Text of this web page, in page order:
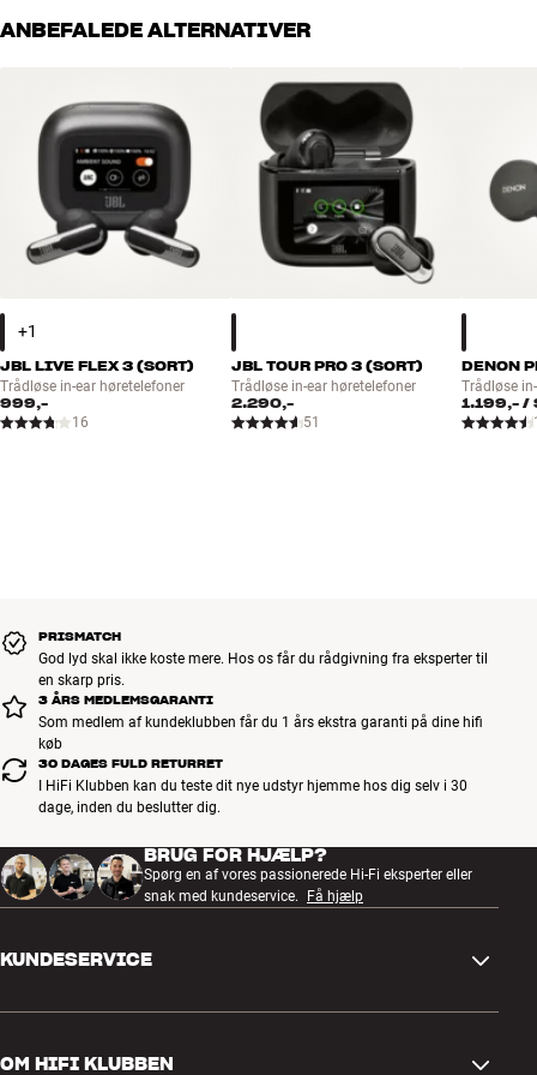
ANBEFALEDE ALTERNATIVER
JBL LIVE FLEX 3 (SORT)
Trådløse in-ear høretelefoner
999,-
16
JBL TOUR PRO 3 (SORT)
Trådløse in-ear høretelefoner
2.290,-
51
DENON
Trådløse
1.199,- /
PRISMATCH
God lyd skal ikke koste mere. Hos os får du rådgivning fra eksperter til
en skarp pris.
3 ÅRS MEDLEMSGARANTI
Som medlem af kundeklubben får du 1 års ekstra garanti på dine hifi
køb
30 DAGES FULD RETURRET
I HiFi Klubben kan du teste dit nye udstyr hjemme hos dig selv i 30
dage, inden du beslutter dig.
BRUG FOR HJÆLP?
Spørg en af vores passionerede Hi-Fi eksperter eller
snak med kundeservice.
Få hjælp
KUNDESERVICE
OM HIFI KLUBBEN